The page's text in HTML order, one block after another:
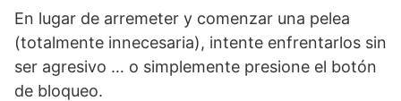
En lugar de arremeter y comenzar una pelea
(totalmente innecesaria), intente enfrentarlos sin
ser agresivo … o simplemente presione el botón
de bloqueo.